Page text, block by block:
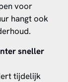
voor
hangt ook
sneller
tijdelijk